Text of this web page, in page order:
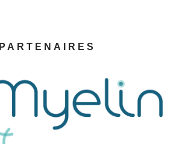
PARTENAIRES